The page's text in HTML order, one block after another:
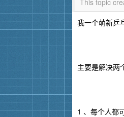
This topic
我一个萌新乒
主要是解决两
1 、每个人都